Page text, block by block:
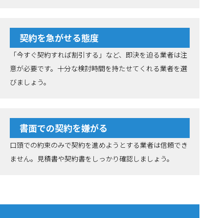
契約を急がせる態度
「今すぐ契約すれば割引する」など、即決を迫る業者は注
意が必要です。十分な検討時間を持たせてくれる業者を選
びましょう。
書面での契約を嫌がる
口頭での約束のみで契約を進めようとする業者は信頼でき
ません。見積書や契約書をしっかり確認しましょう。